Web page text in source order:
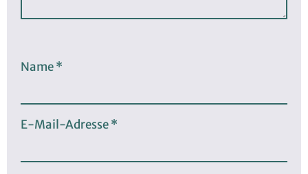
Name*
E-Mail-Adresse*